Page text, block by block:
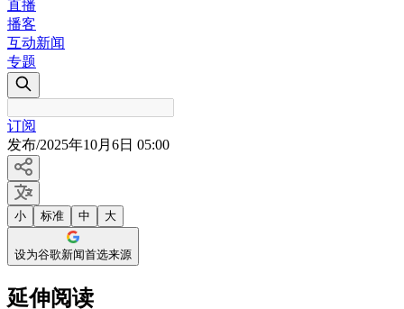
直播
播客
互动新闻
专题
订阅
发布/2025年10月6日 05:00
小 标准 中 大
设为谷歌新闻首选来源
延伸阅读